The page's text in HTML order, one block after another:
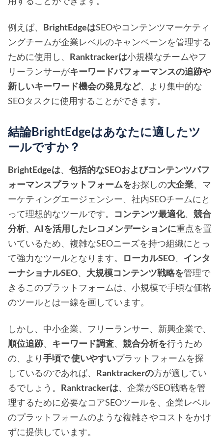
例えば、 BrightEdgeはSEOやコンテンツマーケティ
ングチームが企業レベルのキャンペーンを管理する
ために使用し、 Ranktrackerは小規模なチームやフ
リーランサーがキーワードパフォーマンスの追跡や
新しいキーワード機会の発見など、より集中的な
SEOタスクに使用することができます。
結論BrightEdgeはあなたに適したツ
ールですか？
BrightEdgeは、 包括的なSEOおよびコンテンツパフ
ォーマンスプラットフォームをお探しの大企業、マ
ーケティングエージェンシー、社内SEOチームにと
って理想的なツールです。 コンテンツ最適化、 競合
分析、 AIを活用したレコメンデーションに重点を置
いているため、複雑なSEOニーズを持つ組織にとっ
て強力なツールとなります。
ローカルSEO、 インタ
ーナショナルSEO、 大規模コンテンツ戦略を管理で
きるこのプラットフォームは、小規模で手頃な価格
のツールとは一線を画しています。
しかし、中小企業、フリーランサー、新興企業で、
順位追跡、 キーワード調査、 競合分析を行うため
の、より手頃で使いやすいプラットフォームを探
しているのであれば、 Ranktrackerの方が適してい
るでしょう。 Ranktrackerは、企業がSEO戦略を管
理するために必要なコアSEOツールを、企業レベル
のプラットフォームのような複雑さやコストをかけ
ずに提供しています。